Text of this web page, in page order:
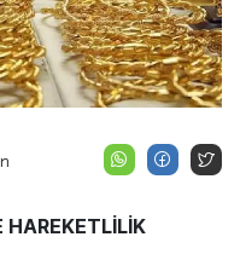
HAREKETLİLİK